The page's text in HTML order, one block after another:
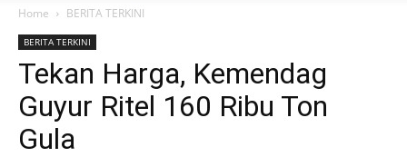
Home BERITA TERKINI
BERITA TERKINI
Tekan Harga, Kemendag
Guyur Ritel 160 Ribu Ton
Gula